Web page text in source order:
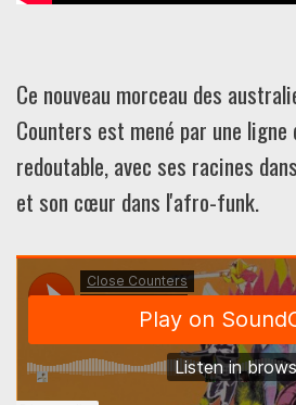
Ce nouveau morceau des
Counters est mené par une
redoutable, avec ses racines
et son cœur dans l'afro-funk.